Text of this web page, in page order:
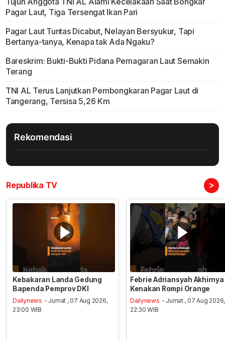
Pagar Laut, Tiga Tersengat Ikan Pari
Pagar Laut Tuntas Dicabut, Nelayan Bersyukur, Tapi
Bertanya-tanya, Kenapa tak Ada Ngaku?
Bareskrim: Bukti-Bukti Pidana Pemagaran Laut Semakin
Terang
TNI AL Terus Lanjutkan Pembongkaran Pagar Laut di
Tangerang, Tersisa 5,26 Km
Rekomendasi
Republika TV >
Kebakaran Landa Gedung
Bapenda Pemprov DKI
Dailynews - Jumat , 07 Aug 2026,
23:00 WIB
Febrie Adriansyah Akhirnya
Kenakan Rompi Orange
Dailynews - Jumat , 07 Aug 2026,
22:30 WIB